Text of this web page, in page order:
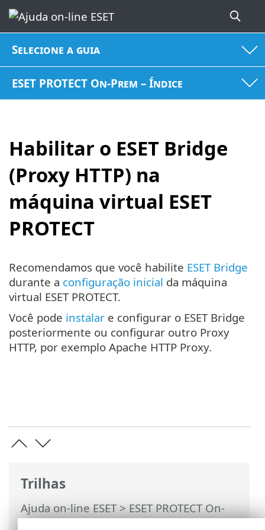
Selecione a guia
ESET PROTECT On-Prem – Índice
Habilitar o ESET Bridge
(Proxy HTTP) na
máquina virtual ESET
PROTECT
Trilhas
Ajuda on-line ESET>ESET PROTECT On-
Prem>FAQ> Habilitar o ESET Bridge
Recomendamos que você habilite ESET Bridge
durante a configuração inicial da máquina
virtual ESET PROTECT.
Você pode instalar e configurar o ESET Bridge
posteriormente ou configurar outro Proxy
HTTP, por exemplo Apache HTTP Proxy.